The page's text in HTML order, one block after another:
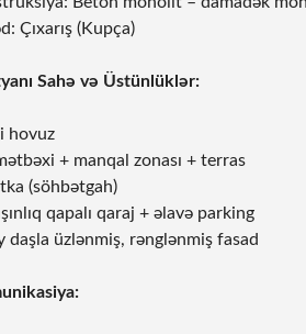
Çıxarış (Kupça)
Sahə və Üstünlüklər:
hovuz
+ manqal zonası + terras
(söhbətgah)
qapalı qaraj + əlavə parking
daşla üzlənmiş, rənglənmiş fasad